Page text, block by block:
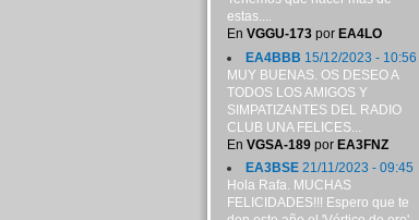
estas....
En VGGU-173por EA4LO
EA4BBB 15/12/2023 - 10:56
MUY BUENAS. OS DESEO A
TODOS LOS AMIGOS Y
SIMPATIZANTES DEL RADIO
CLUB UNA FELICES...
En VGSA-189por EA3FNZ
EA3BSE21/11/2023 - 09:45
Hola Rafa. MUCHAS
FELICIDADES!!! Espero que te